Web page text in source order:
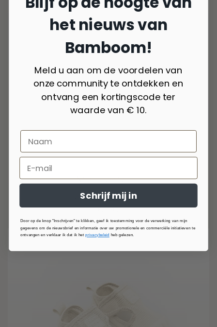
4 kleuren
Niet beschikbaar
Strandschoentjes - LIGHT KHAKI 527
het nieuws van
Bamboom!
Meld u aan om de voordelen van
onze community te ontdekken en
ontvang een kortingscode ter
waarde van € 10.
Schrijf mij in
Door op de knop "Inschrijven" te klikken, geef ik toestemming voor de verwerking van mijn
gegevens om de nieuwsbrief en informatie over uw promotionele en commerciële initiatieven te
ontvangen en verklaar ik dat ik hetprivacybeleid heb gelezen.